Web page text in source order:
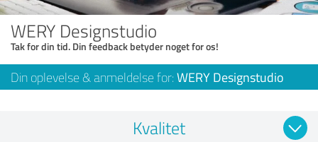
WERY Designstudio
Tak for din tid. Din feedback betyder noget for os!
Din oplevelse & anmeldelse for: WERY Designstudio
Kvalitet